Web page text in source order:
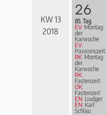
KW 13
2018
26
85. Tag
EV: Montag
der
Karwoche
EV:
Passionszeit
RK: Montag
der
Karwoche
RK:
Fastenzeit
ÖK:
Fastenzeit
EN: Liudger
EN: Karl
Schlau